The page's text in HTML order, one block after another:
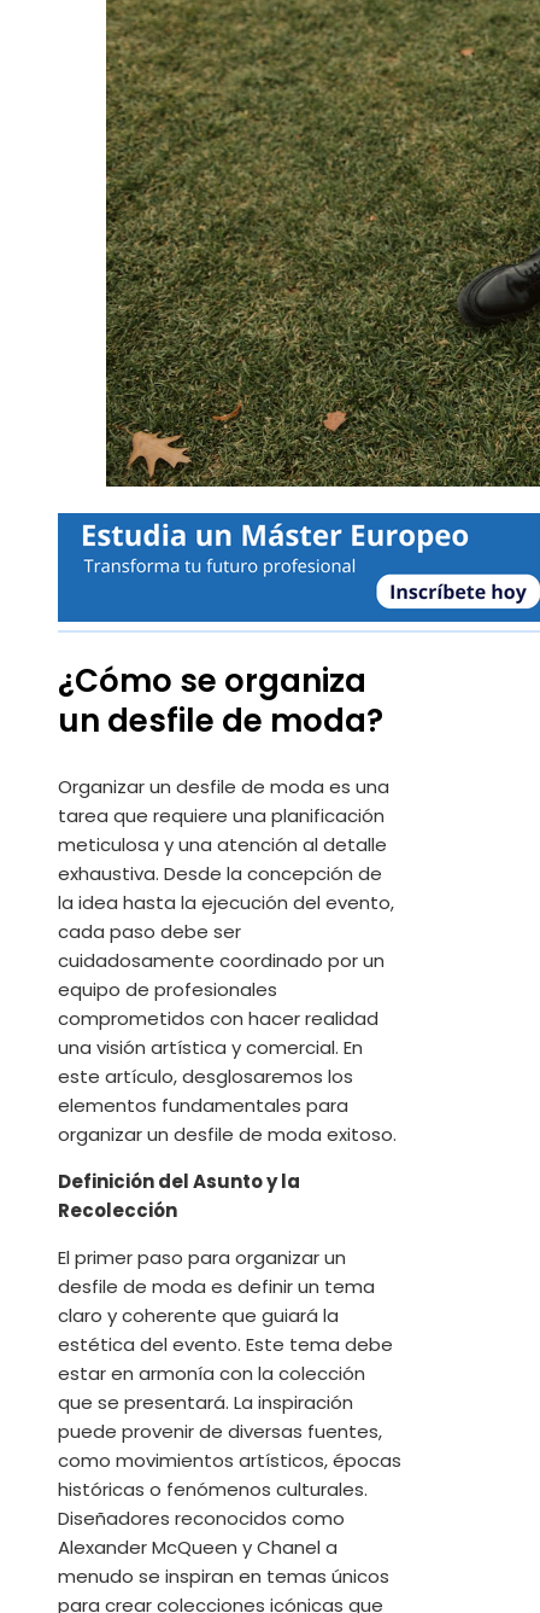
¿Cómo se organiza
un desfile de moda?
Organizar un desfile de moda es una
tarea que requiere una planificación
meticulosa y una atención al detalle
exhaustiva. Desde la concepción de
la idea hasta la ejecución del evento,
cada paso debe ser
cuidadosamente coordinado por un
equipo de profesionales
comprometidos con hacer realidad
una visión artística y comercial. En
este artículo, desglosaremos los
elementos fundamentales para
organizar un desfile de moda exitoso.
Definición del Asunto y la
Recolección
El primer paso para organizar un
desfile de moda es definir un tema
claro y coherente que guiará la
estética del evento. Este tema debe
estar en armonía con la colección
que se presentará. La inspiración
puede provenir de diversas fuentes,
como movimientos artísticos, épocas
históricas o fenómenos culturales.
Diseñadores reconocidos como
Alexander McQueen y Chanel a
menudo se inspiran en temas únicos
para crear colecciones icónicas que